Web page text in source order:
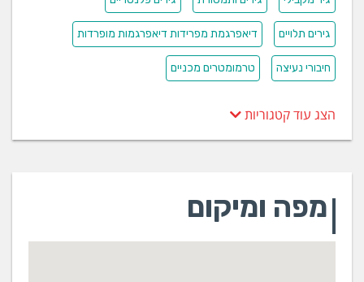
גירים תלויים דיאפרגמת מפרידות דיאפרגמות מופרדות
חיבורי נעיצה טרמומטרים מכניים
הצג עוד קטגוריות
מפה ומיקום